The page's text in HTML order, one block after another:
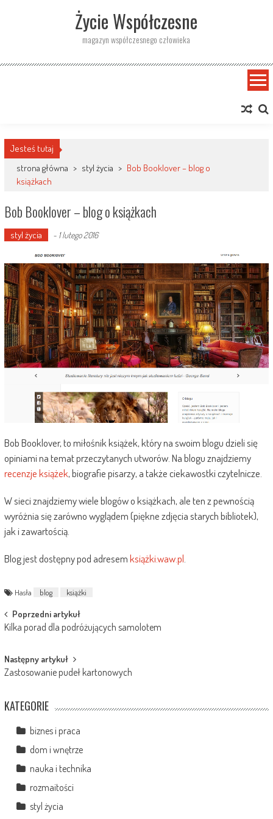
Życie Współczesne
magazyn współczesnego człowieka
Jesteś tutaj
strona główna > styl życia > Bob Booklover – blog o
książkach
Bob Booklover – blog o książkach
styl życia - 1 lutego 2016
Bob Booklover, to miłośnik książek, który na swoim blogu dzieli się
opiniami na temat przeczytanych utworów. Na blogu znajdziemy
recenzje książek, biografie pisarzy, a także ciekawostki czytelnicze.
W sieci znajdziemy wiele blogów o książkach, ale ten z pewnością
wyróżnia się zarówno wyglądem (piękne zdjęcia starych bibliotek),
jak i zawartością.
Blog jest dostępny pod adresemksiążki.waw.pl
Hasła blog książki
Post
navigation
Poprzedni artykuł
Kilka porad dla podróżujących samolotem
Następny artykuł
Zastosowanie pudeł kartonowych
KATEGORIE
biznes i praca
dom i wnętrze
nauka i technika
rozmaitości
styl życia